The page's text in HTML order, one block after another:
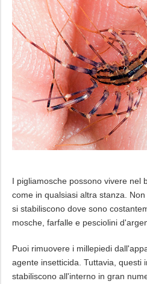
I pigliamosche possono vivere nel
come in qualsiasi altra stanza.
si stabiliscono dove sono
mosche, farfalle e pesciolini
Puoi rimuovere i millepiedi
agente insetticida. Tuttavia, questi
stabiliscono all'interno in gran